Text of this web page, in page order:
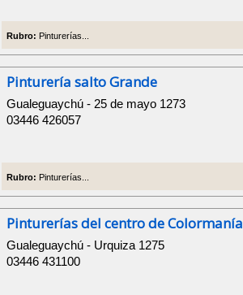
Rubro: Pinturerías...
Pinturería salto Grande
Gualeguaychú - 25 de mayo 1273
03446 426057
Rubro: Pinturerías...
Pinturerías del centro de Colormanía
Gualeguaychú - Urquiza 1275
03446 431100